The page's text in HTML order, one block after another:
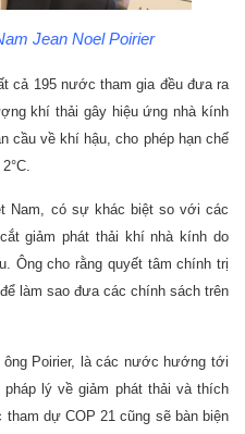
Jean Noel Poirier
cả 195 nước tham gia đều đưa ra
khí thải gây hiệu ứng nhà kính
cầu về khí hậu, cho phép hạn chế
Nam, có sự khác biệt so với các
giảm phát thải khí nhà kính do
Ông cho rằng quyết tâm chính trị
làm sao đưa các chính sách trên
Poirier, là các nước hướng tới
lý về giảm phát thải và thích
dự COP 21 cũng sẽ bàn biện